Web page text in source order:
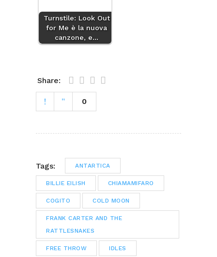
Turnstile: Look Out
for Me è la nuova
canzone, e…
Share:
0
Tags: ANTARTICA
BILLIE EILISH CHIAMAMIFARO
COGITO COLD MOON
FRANK CARTER AND THE
RATTLESNAKES
FREE THROW IDLES